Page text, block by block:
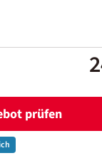
prüfen